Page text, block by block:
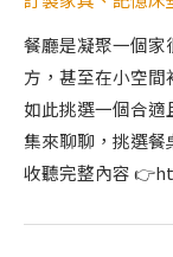
餐廳是凝聚一個
方，甚至在小空
如此挑選一個合適
集來聊聊，挑選餐
收聽完整內容